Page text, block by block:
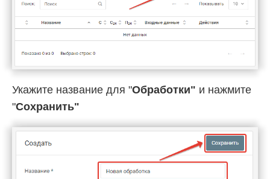
Укажите название для "Обработки" и нажмите
"Cохранить"